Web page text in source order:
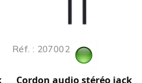
Réf. : 207002
Cordon audio stéréo jack